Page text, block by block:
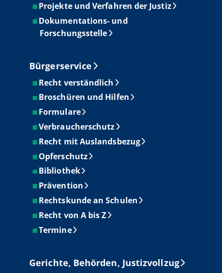
Projekte und Verfahren der Justiz
Dokumentations- und
Forschungsstelle
Bürgerservice
Recht verständlich
Broschüren und Hilfen
Formulare
Verbraucherschutz
Recht mit Auslandsbezug
Opferschutz
Bibliothek
Prävention
Rechtskunde an Schulen
Recht von A bis Z
Termine
Gerichte, Behörden, Justizvollzug